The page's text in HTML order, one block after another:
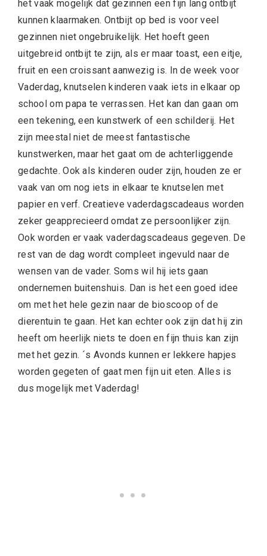
het vaak mogelijk dat gezinnen een fijn lang ontbijt
kunnen klaarmaken. Ontbijt op bed is voor veel
gezinnen niet ongebruikelijk. Het hoeft geen
uitgebreid ontbijt te zijn, als er maar toast, een eitje,
fruit en een croissant aanwezig is. In de week voor
Vaderdag, knutselen kinderen vaak iets in elkaar op
school om papa te verrassen. Het kan dan gaan om
een tekening, een kunstwerk of een schilderij. Het
zijn meestal niet de meest fantastische
kunstwerken, maar het gaat om de achterliggende
gedachte. Ook als kinderen ouder zijn, houden ze er
vaak van om nog iets in elkaar te knutselen met
papier en verf. Creatieve vaderdagscadeaus worden
zeker geapprecieerd omdat ze persoonlijker zijn.
Ook worden er vaak vaderdagscadeaus gegeven. De
rest van de dag wordt compleet ingevuld naar de
wensen van de vader. Soms wil hij iets gaan
ondernemen buitenshuis. Dan is het een goed idee
om met het hele gezin naar de bioscoop of de
dierentuin te gaan. Het kan echter ook zijn dat hij zin
heeft om heerlijk niets te doen en fijn thuis kan zijn
met het gezin. ´s Avonds kunnen er lekkere hapjes
worden gegeten of gaat men fijn uit eten. Alles is
dus mogelijk met Vaderdag!